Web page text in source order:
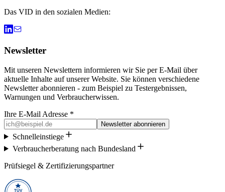
Das VID in den sozialen Medien:
Newsletter
Mit unseren Newslettern informieren wir Sie per E-Mail über
aktuelle Inhalte auf unserer Website. Sie können verschiedene
Newsletter abonnieren - zum Beispiel zu Testergebnissen,
Warnungen und Verbraucherwissen.
Ihre E-Mail Adresse *
Newsletter abonnieren
Schnelleinstiege
Verbraucherberatung nach Bundesland
Prüfsiegel & Zertifizierungspartner